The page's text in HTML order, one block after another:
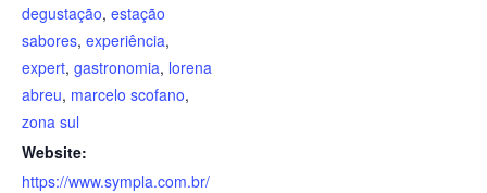
degustação, estação
sabores, experiência,
expert, gastronomia, lorena
abreu, marcelo scofano,
zona sul
Website:
https://www.sympla.com.br/